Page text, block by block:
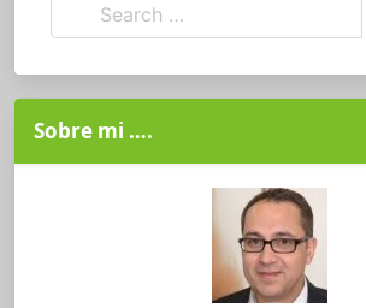
Sobre mi ….